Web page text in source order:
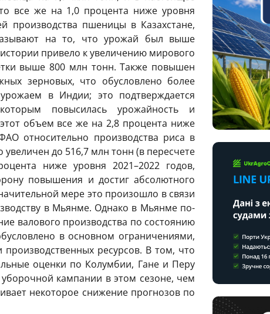
все же на 1,0 процента ниже уровня
производства пшеницы в Казахстане,
на то, что урожай был выше
привело к увеличению мирового
выше 800 млн тонн. Также повышен
зерновых, что обусловлено более
в Индии; это подтверждается
повысилась урожайность и
объем все же на 2,8 процента ниже
относительно производства риса в
увеличен до 516,7 млн тонн (в пересчете
ниже уровня 2021–2022 годов,
повышения и достиг абсолютного
мере это произошло в связи
в Мьянме. Однако в Мьянме по-
валового производства по состоянию
в основном ограничениями,
ресурсов. В том, что
оценки по Колумбии, Гане и Перу
кампании в этом сезоне, чем
некоторое снижение прогнозов по